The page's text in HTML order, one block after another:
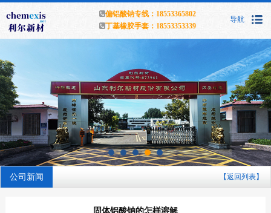
导航
偏铝酸钠专线：18553365802
丁基橡胶手套：18553353339
公司新闻 【返回列表】
固体铝酸钠的怎样溶解